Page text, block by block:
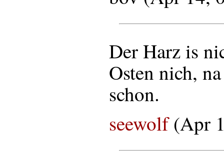
Der Harz is
Osten nich,
schon.
seewolf(Apr